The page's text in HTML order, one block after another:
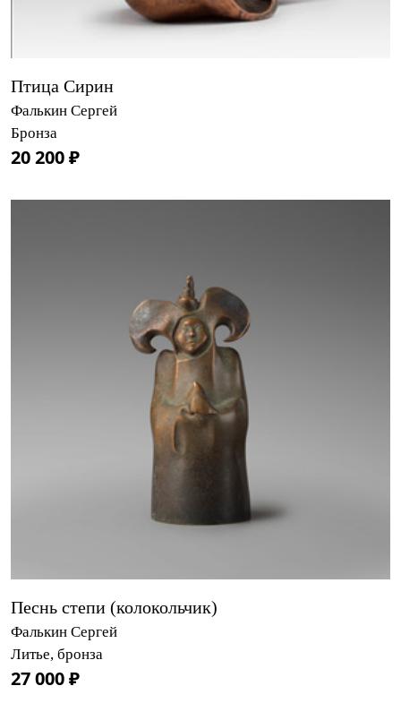
Птица Сирин
Фалькин Сергей
Бронза
20 200 ₽
Песнь степи (колокольчик)
Фалькин Сергей
Литье, бронза
27 000 ₽